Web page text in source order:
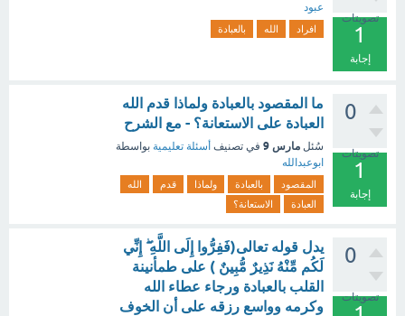
تصويتات
1
إجابة
عبود
افراد الله بالعبادة
0
تصويتات
1
إجابة
ما المقصود بالعبادة ولماذا قدم الله
العبادة على الاستعانة؟ - مع الشرح
سُئل مارس 9 في تصنيف أسئلة تعليمية بواسطة
ابوعبدالله
المقصود بالعبادة ولماذا قدم
الله
العبادة
الاستعانة؟
0
تصويتات
يدل قوله تعالى(فَفِرُّوا إِلَى اللَّهِ ۖ إِنِّي
لَكُم مِّنْهُ نَذِيرٌ مُّبِينٌ ) على طمأنينة
القلب بالعبادة ورجاء عطاء الله
وكرمه وواسع رزقه على أن الخوف